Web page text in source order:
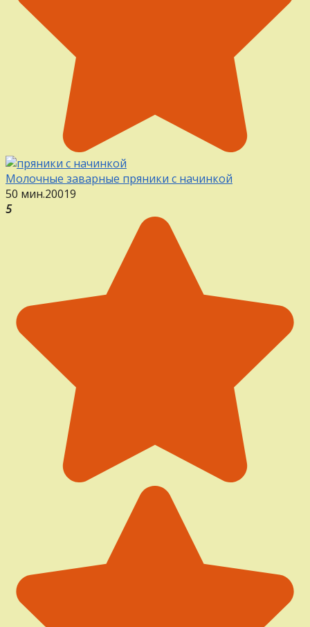
Молочные заварные пряники с начинкой
50 мин.20019
5